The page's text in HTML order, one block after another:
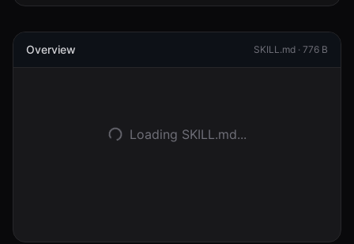
リソース
比較
ログイン
Overview SKILL.md · 776 B
Loading SKILL.md...